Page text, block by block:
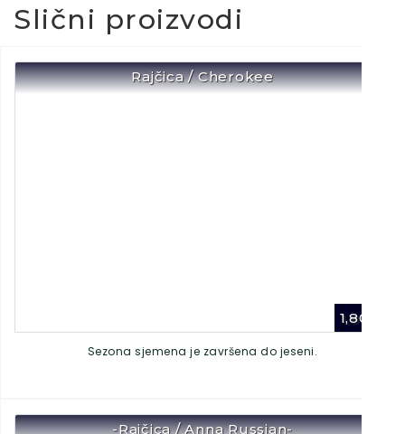
Slični proizvodi
Rajčica / Cherokee
1,80
Sezona sjemena je završena do jeseni.
-Rajčica / Anna Russian-